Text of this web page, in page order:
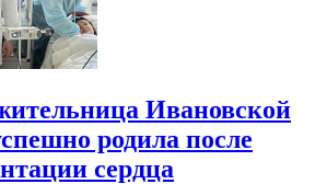
Ивановской
родила после
сердца